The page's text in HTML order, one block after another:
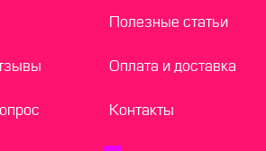
Полезные статьи
Оплата и доставка
Контакты